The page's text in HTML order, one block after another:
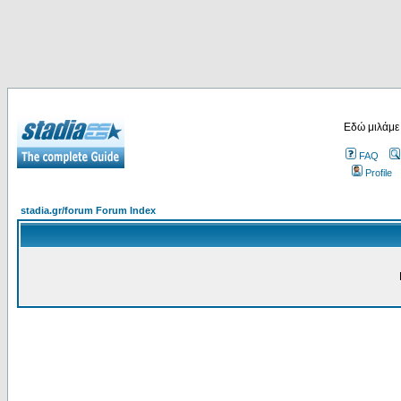
Εδώ
FAQ
Profile
stadia.gr/forum Forum Index